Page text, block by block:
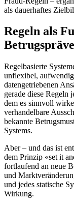
als dauerhaftes
Regeln als
Regelbasierte
unflexibel,
datengetriebenen
gerade diese Regeln
dem es sinnvoll
verhandelbare
bekannte
Systems.
Aber – und das ist
dem Prinzip «set it
fortlaufend an neue
und
und jedes statische
Wirkung.